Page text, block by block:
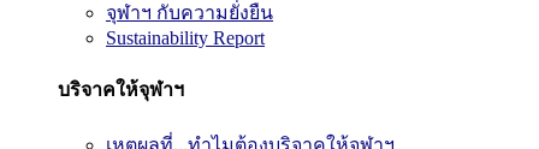
จุฬาฯ กับความยั่งยืน
Sustainability Report
บริจาคให้จุฬาฯ